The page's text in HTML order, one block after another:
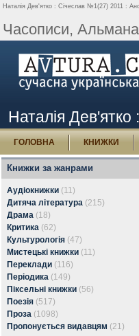
Наталія Дев'ятко : Січеслав №1(27) 2011 :
Часописи,
Наталія
ГОЛОВНА КНИЖКИ
Книжки за жанрами
Аудіокнижки (11)
Дитяча література (215)
Драма (18)
Критика (62)
Культурологія (47)
Мистецькі книжки (11)
Переклади (116)
Періодика (149)
Піксельні книжки (56)
Поезія (517)
Проза (1098)
Пропонується видавцям (21)